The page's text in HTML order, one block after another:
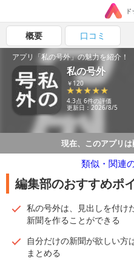
概要 口コミ
アプリ「私の号外」の魅力を紹介！
私の号外
￥120
4.3点 6件の評価
更新日：2026/8/5
現在、このアプリは
類似・関連
編集部のおすすめポ
私の号外は、見出しを付け
新聞を作ることができる
自分だけの新聞が欲しい方
まとめる